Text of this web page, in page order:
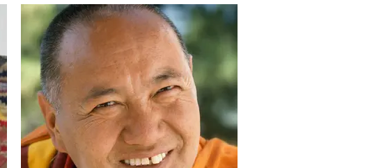
entier, comme écrivain, enseignant, poète et
militant pour la paix. « Thay » est le mot
vietnamien informel pour « enseignant » et le
nom sous lequel il est connu affectueusement
de ses étudiants. Le 22 janvier 2022, Thich
Nhat Hanh est décédé paisiblement au temple
Tu Hieu à Hué, au Vietnam, à l'âge de 95 ans.
Sagesses Bouddhistes Le Mag vous propose
ici un portrait adapté de la biographie rédigée
par la communauté du Village des Pruniers, un
article intégralement issu de Sagesses
Bouddhistes n°16.